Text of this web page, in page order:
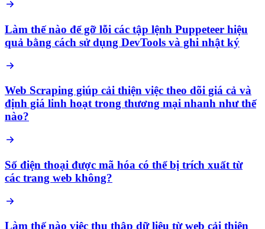
Làm thế nào để gỡ lỗi các tập lệnh Puppeteer hiệu
quả bằng cách sử dụng DevTools và ghi nhật ký
Web Scraping giúp cải thiện việc theo dõi giá cả và
định giá linh hoạt trong thương mại nhanh như thế
nào?
Số điện thoại được mã hóa có thể bị trích xuất từ
các trang web không?
Làm thế nào việc thu thập dữ liệu từ web cải thiện